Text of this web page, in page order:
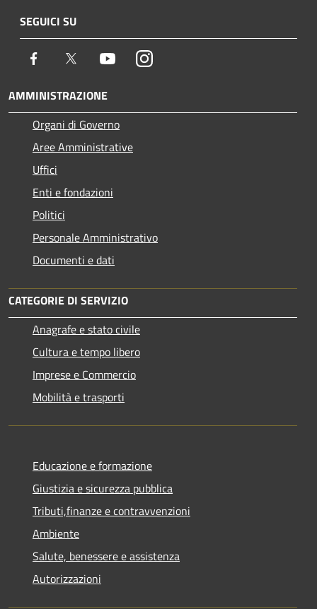
SEGUICI SU
Facebook Twitter YoutubeInstagram
AMMINISTRAZIONE
Organi di Governo
Aree Amministrative
Uffici
Enti e fondazioni
Politici
Personale Amministrativo
Documenti e dati
CATEGORIE DI SERVIZIO
Anagrafe e stato civile
Cultura e tempo libero
Imprese e Commercio
Mobilità e trasporti
Educazione e formazione
Giustizia e sicurezza pubblica
Tributi,finanze e contravvenzioni
Ambiente
Salute, benessere e assistenza
Autorizzazioni